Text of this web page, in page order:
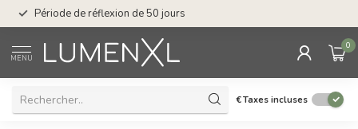
Période de réflexion de 50 jours
MENU
0
€Taxes incluses